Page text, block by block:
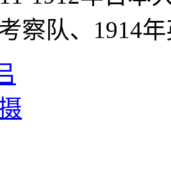
察队、1914